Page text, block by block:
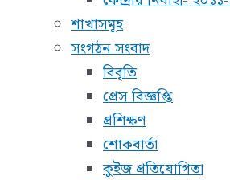
শাখাসমূহ
সংগঠন সংবাদ
বিবৃতি
প্রেস বিজ্ঞপ্তি
প্রশিক্ষণ
শোকবার্তা
কুইজ প্রতিযোগিতা